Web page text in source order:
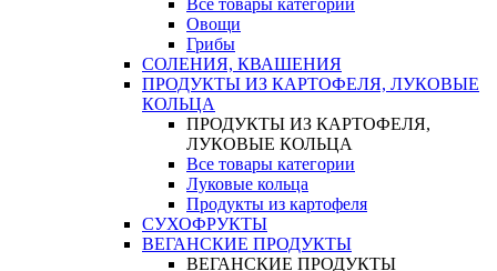
Все товары категории
Овощи
Грибы
СОЛЕНИЯ, КВАШЕНИЯ
ПРОДУКТЫ ИЗ КАРТОФЕЛЯ, ЛУКОВЫЕ
КОЛЬЦА
ПРОДУКТЫ ИЗ КАРТОФЕЛЯ,
ЛУКОВЫЕ КОЛЬЦА
Все товары категории
Луковые кольца
Продукты из картофеля
СУХОФРУКТЫ
ВЕГАНСКИЕ ПРОДУКТЫ
ВЕГАНСКИЕ ПРОДУКТЫ